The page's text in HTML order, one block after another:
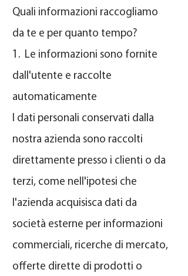
Quali informazioni raccogliamo
da te e per quanto tempo?
1. Le informazioni sono fornite
dall'utente e raccolte
automaticamente
I dati personali conservati dalla
nostra azienda sono raccolti
direttamente presso i clienti o da
terzi, come nell'ipotesi che
l'azienda acquisisca dati da
società esterne per informazioni
commerciali, ricerche di mercato,
offerte dirette di prodotti o